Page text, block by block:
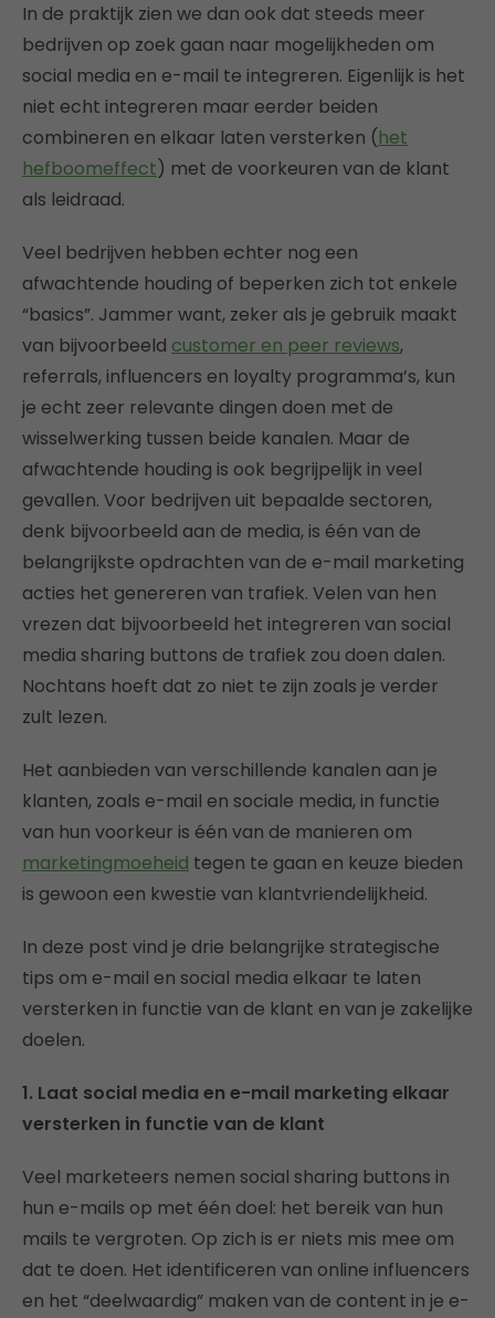
In de praktijk zien we dan ook dat steeds meer
bedrijven op zoek gaan naar mogelijkheden om
social media en e-mail te integreren. Eigenlijk is het
niet echt integreren maar eerder beiden
combineren en elkaar laten versterken (het
hefboomeffect) met de voorkeuren van de klant
als leidraad.
Veel bedrijven hebben echter nog een
afwachtende houding of beperken zich tot enkele
“basics”. Jammer want, zeker als je gebruik maakt
van bijvoorbeeld customer en peer reviews,
referrals, influencers en loyalty programma’s, kun
je echt zeer relevante dingen doen met de
wisselwerking tussen beide kanalen. Maar de
afwachtende houding is ook begrijpelijk in veel
gevallen. Voor bedrijven uit bepaalde sectoren,
denk bijvoorbeeld aan de media, is één van de
belangrijkste opdrachten van de e-mail marketing
acties het genereren van trafiek. Velen van hen
vrezen dat bijvoorbeeld het integreren van social
media sharing buttons de trafiek zou doen dalen.
Nochtans hoeft dat zo niet te zijn zoals je verder
zult lezen.
Het aanbieden van verschillende kanalen aan je
klanten, zoals e-mail en sociale media, in functie
van hun voorkeur is één van de manieren om
marketingmoeheid tegen te gaan en keuze bieden
is gewoon een kwestie van klantvriendelijkheid.
In deze post vind je drie belangrijke strategische
tips om e-mail en social media elkaar te laten
versterken in functie van de klant en van je zakelijke
doelen.
1. Laat social media en e-mail marketing elkaar
versterken in functie van de klant
Veel marketeers nemen social sharing buttons in
hun e-mails op met één doel: het bereik van hun
mails te vergroten. Op zich is er niets mis mee om
dat te doen. Het identificeren van online influencers
en het “deelwaardig” maken van de content in je e-